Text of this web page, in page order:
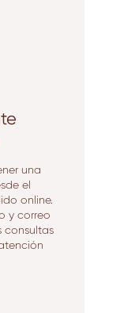
una
el
online.
y correo
consultas